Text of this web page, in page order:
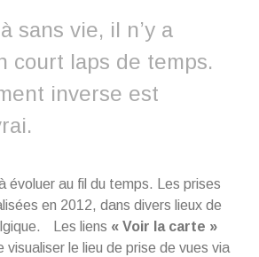
sans vie, il n’y a
court laps de temps.
inverse est
évoluer au fil du temps. Les prises
en 2012, dans divers lieux de
Les liens « Voir la carte »
le lieu de prise de vues via